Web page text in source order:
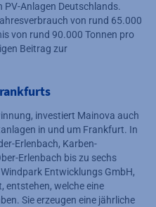
Anlagen Deutschlands.
von rund 65.000
von rund 90.000 Tonnen pro
Beitrag zur
investiert Mainova auch
in und um Frankfurt. In
Erlenbach, Karben-
Erlenbach bis zu sechs
Entwicklungs GmbH,
entstehen, welche eine
Sie erzeugen eine jährliche